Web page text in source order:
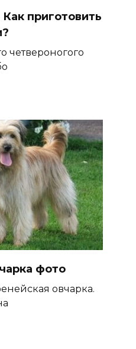
приготовить
четвероногого
фото
овчарка.